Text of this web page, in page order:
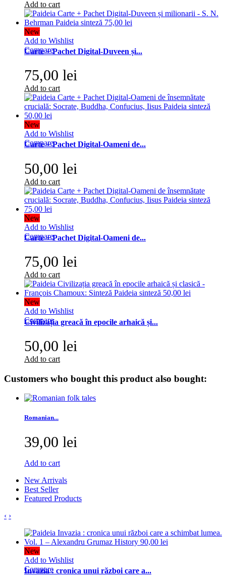
Add to cart
New
Add to Wishlist
Compare
Carte + Pachet Digital-Duveen și...
75,00 lei
Add to cart
New
Add to Wishlist
Compare
Carte + Pachet Digital-Oameni de...
50,00 lei
Add to cart
New
Add to Wishlist
Compare
Carte + Pachet Digital-Oameni de...
75,00 lei
Add to cart
New
Add to Wishlist
Compare
Civilizația greacă în epocile arhaică și...
50,00 lei
Add to cart
Customers who bought this product also bought:
Romanian...
39,00 lei
Add to cart
New Arrivals
Best Seller
Featured Products
‹ ›
New
Add to Wishlist
Compare
Invazia : cronica unui război care a...